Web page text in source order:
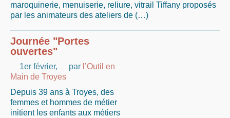
maroquinerie, menuiserie, reliure, vitrail Tiffany proposés
par les animateurs des ateliers de (…)
Journée "Portes
ouvertes"
1er février, par l’Outil en
Main de Troyes
Depuis 39 ans à Troyes, des
femmes et hommes de métier
initient les enfants aux métiers